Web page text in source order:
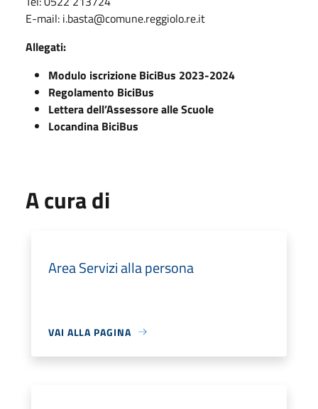
E-mail: i.basta@comune.reggiolo.re.it
Allegati:
Modulo iscrizione BiciBus 2023-2024
Regolamento BiciBus
Lettera dell’Assessore alle Scuole
Locandina BiciBus
A cura di
Area Servizi alla persona
VAI ALLA PAGINA